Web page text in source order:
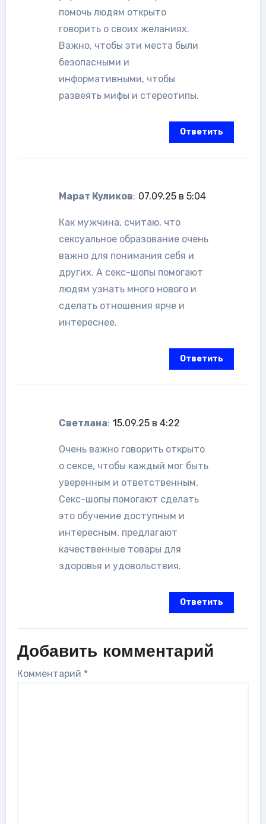
помочь людям открыто
говорить о своих желаниях.
Важно, чтобы эти места были
безопасными и
информативными, чтобы
развеять мифы и стереотипы.
Ответить
Марат Куликов: 07.09.25 в 5:04
Как мужчина, считаю, что
сексуальное образование очень
важно для понимания себя и
других. А секс-шопы помогают
людям узнать много нового и
сделать отношения ярче и
интереснее.
Ответить
Светлана: 15.09.25 в 4:22
Очень важно говорить открыто
о сексе, чтобы каждый мог быть
уверенным и ответственным.
Секс-шопы помогают сделать
это обучение доступным и
интересным, предлагают
качественные товары для
здоровья и удовольствия.
Ответить
Добавить комментарий
Комментарий *